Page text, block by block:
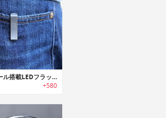
TPC｜マルチツール搭載LEDフラッシュライト付きポケットクリップ「TPC」
+580